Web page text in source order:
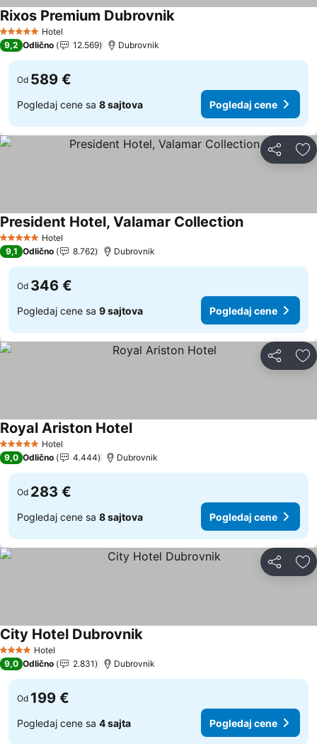
5 ZvezdiceHotel
Rixos Premium Dubrovnik
9,2 Odlično 12.569 Dubrovnik
Od 589 €
Pogledaj cene sa 8 sajtova Pogledaj cene
Deli
5 ZvezdiceHotel
President Hotel, Valamar Collection
9,1 Odlično 8.762 Dubrovnik
Od 346 €
Pogledaj cene sa 9 sajtova Pogledaj cene
Deli
5 ZvezdiceHotel
Royal Ariston Hotel
9,0 Odlično 4.444 Dubrovnik
Od 283 €
Pogledaj cene sa 8 sajtova Pogledaj cene
Deli
4 ZvezdiceHotel
City Hotel Dubrovnik
9,0 Odlično 2.831 Dubrovnik
Od 199 €
Pogledaj cene sa 4 sajta Pogledaj cene